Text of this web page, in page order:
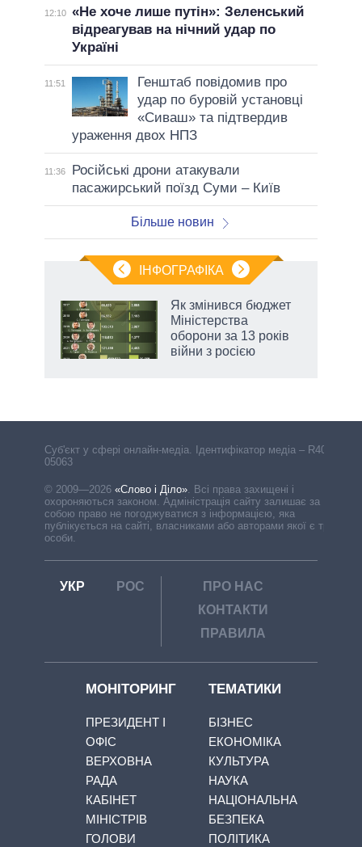
12:10 «Не хоче лише путін»: Зеленський
відреагував на нічний удар по
Україні
11:51
Генштаб повідомив про
удар по буровій установці
«Сиваш» та підтвердив
ураження двох НПЗ
11:36
Російські дрони атакували
пасажирський поїзд Суми – Київ
Більше новин
ІНФОГРАФІКА
Як змінився бюджет
Міністерства
оборони за 13 років
війни з росією
Cуб'єкт у сфері онлайн-медіа. Ідентифікатор медіа – R40-
05063
© 2009—2026 «Слово і Діло». Всі права захищені і
охороняються законом. Адміністрація сайту залишає за
собою право не погоджуватися з інформацією, яка
публікується на сайті, власниками або авторами якої є треті
особи.
УКР РОС
ПРО НАС
КОНТАКТИ
ПРАВИЛА
МОНІТОРИНГ
ПРЕЗИДЕНТ І
ОФІС
ВЕРХОВНА
РАДА
КАБІНЕТ
МІНІСТРІВ
ГОЛОВИ
ТЕМАТИКИ
БІЗНЕС
ЕКОНОМІКА
КУЛЬТУРА
НАУКА
НАЦІОНАЛЬНА
БЕЗПЕКА
ПОЛІТИКА